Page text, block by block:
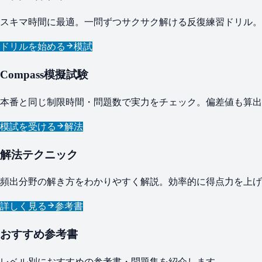
スキマ時間に最適。一問ずつサクサク解ける反復練習ドリル。
ドリルを始める 模試
Compass模擬試験
本番と同じ制限時間・問題数で実力をチェック。偏差値も算
模試を受ける 解法
解法テクニック
頻出分野の解き方をわかりやすく解説。効率的に得点力を上
詳しく見る 参考書
おすすめ参考書